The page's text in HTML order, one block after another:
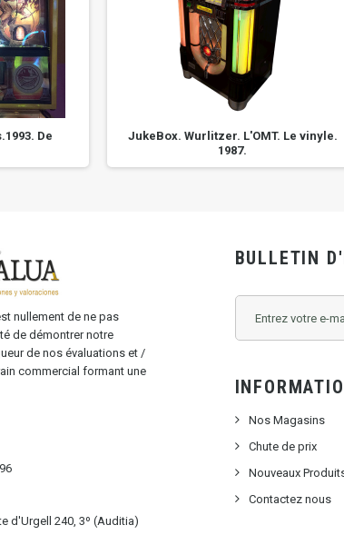
De
JukeBox. Wurlitzer. L'OMT. Le vinyle.
1987.
nullement de ne pas
de démontrer notre
de nos évaluations et /
commercial formant une
d'Urgell 240, 3º (Auditia)
BULLETIN
Nos Magasins
Chute de prix
Nouveaux
Contactez nous